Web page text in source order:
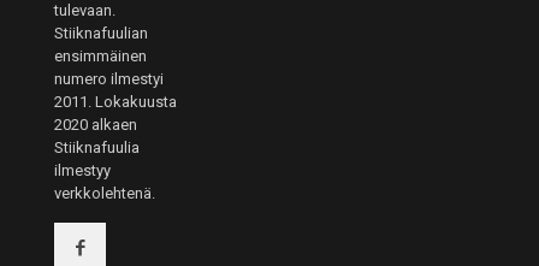
tulevaan.
Stiiknafuulian
ensimmäinen
numero ilmestyi
2011. Lokakuusta
2020 alkaen
Stiiknafuulia
ilmestyy
verkkolehtenä.